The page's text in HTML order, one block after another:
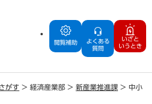
閲覧補助
よくある
質問
いざと
いうとき
がす > 経済産業部 > 新産業推進課 > 中小